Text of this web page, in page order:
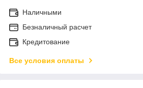
Наличными
Безналичный расчет
Кредитование
Все условия оплаты